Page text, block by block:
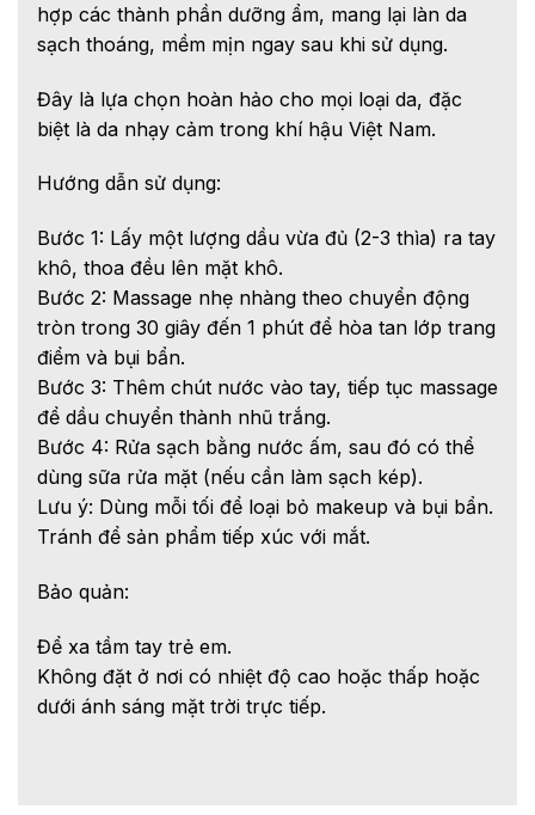
hợp các thành phần dưỡng ẩm, mang lại làn da
sạch thoáng, mềm mịn ngay sau khi sử dụng.
Đây là lựa chọn hoàn hảo cho mọi loại da, đặc
biệt là da nhạy cảm trong khí hậu Việt Nam.
Hướng dẫn sử dụng:
Bước 1: Lấy một lượng dầu vừa đủ (2-3 thìa) ra tay
khô, thoa đều lên mặt khô.
Bước 2: Massage nhẹ nhàng theo chuyển động
tròn trong 30 giây đến 1 phút để hòa tan lớp trang
điểm và bụi bẩn.
Bước 3: Thêm chút nước vào tay, tiếp tục massage
để dầu chuyển thành nhũ trắng.
Bước 4: Rửa sạch bằng nước ấm, sau đó có thể
dùng sữa rửa mặt (nếu cần làm sạch kép).
Lưu ý: Dùng mỗi tối để loại bỏ makeup và bụi bẩn.
Tránh để sản phẩm tiếp xúc với mắt.
Bảo quản:
Để xa tầm tay trẻ em.
Không đặt ở nơi có nhiệt độ cao hoặc thấp hoặc
dưới ánh sáng mặt trời trực tiếp.